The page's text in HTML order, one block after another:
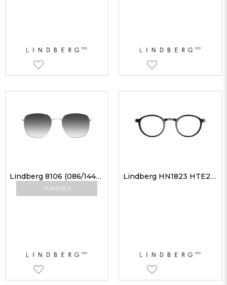
TÜKENDI
Lindberg 8106 (086/14446) FÜME DEG 10 OK Unisex Güneş Gözlükleri Lindberg HN1823 HTE2610 47 Unisex Optik Gözlükler